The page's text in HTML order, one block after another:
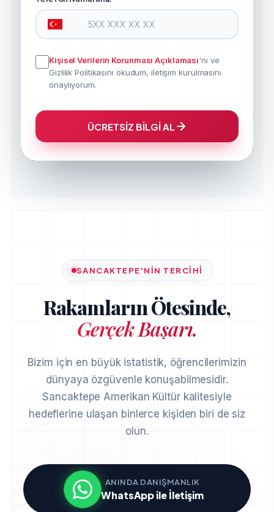
Kişisel Verilerin Korunması Açıklaması'nı ve
Gizlilik Politikasını okudum, iletişim kurulmasını
onaylıyorum.
ÜCRETSİZ BİLGİ AL
SANCAKTEPE'NIN TERCIHI
Rakamların Ötesinde,
Gerçek Başarı.
Bizim için en büyük istatistik, öğrencilerimizin
dünyaya özgüvenle konuşabilmesidir.
Sancaktepe Amerikan Kültür kalitesiyle
hedeflerine ulaşan binlerce kişiden biri de siz
olun.
ANINDA DANIŞMANLIK
WhatsApp ile İletişim